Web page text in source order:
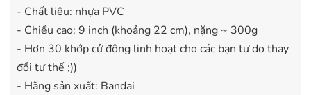
- Chất liệu: nhựa PVC
- Chiều cao: 9 inch (khoảng 22 cm), nặng ~ 300g
- Hơn 30 khớp cử động linh hoạt cho các bạn tự do thay
đổi tư thế ;))
- Hãng sản xuất: Bandai